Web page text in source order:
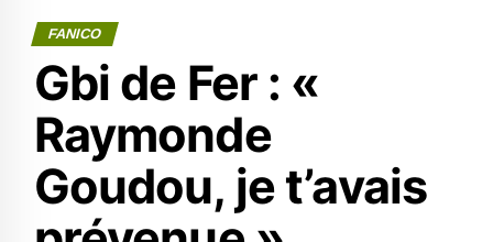
FANICO
Gbi de Fer : «
Raymonde
Goudou, je t’avais